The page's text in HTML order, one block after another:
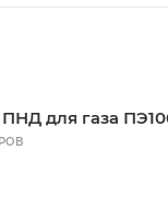
для газа